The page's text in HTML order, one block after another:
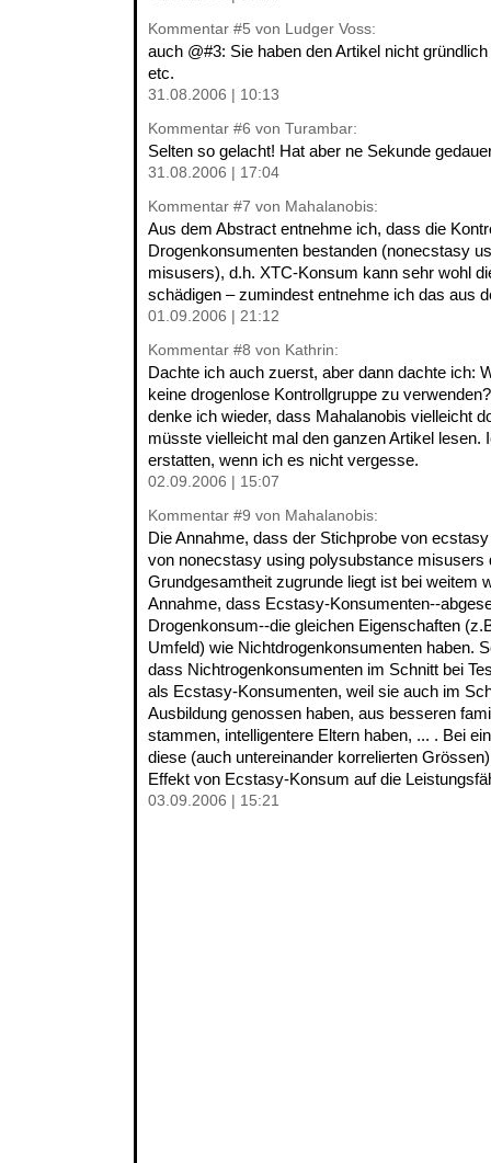
Kommentar #5 von Ludger Voss:
auch @#3: Sie haben den Artikel nicht
etc.
31.08.2006 | 10:13
Kommentar #6 von Turambar:
Selten so gelacht! Hat aber ne Sekunde
31.08.2006 | 17:04
Kommentar #7 von Mahalanobis:
Aus dem Abstract entnehme ich, dass die
Drogenkonsumenten bestanden (nonecstasy
misusers), d.h. XTC-Konsum kann sehr wohl
schädigen – zumindest entnehme ich das aus
01.09.2006 | 21:12
Kommentar #8 von Kathrin:
Dachte ich auch zuerst, aber dann dachte ich:
keine drogenlose Kontrollgruppe zu
denke ich wieder, dass Mahalanobis vielleicht
müsste vielleicht mal den ganzen Artikel lesen.
erstatten, wenn ich es nicht vergesse.
02.09.2006 | 15:07
Kommentar #9 von Mahalanobis:
Die Annahme, dass der Stichprobe von
von nonecstasy using polysubstance misusers
Grundgesamtheit zugrunde liegt ist bei weitem
Annahme, dass Ecstasy-Konsumenten--
Drogenkonsum--die gleichen Eigenschaften
Umfeld) wie Nichtdrogenkonsumenten haben.
dass Nichtrogenkonsumenten im Schnitt bei
als Ecstasy-Konsumenten, weil sie auch im
Ausbildung genossen haben, aus besseren
stammen, intelligentere Eltern haben, ... . Bei
diese (auch untereinander korrelierten
Effekt von Ecstasy-Konsum auf die
03.09.2006 | 15:21